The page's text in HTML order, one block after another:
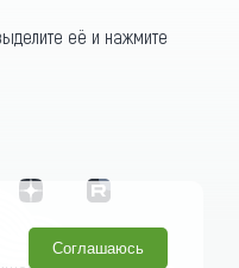
её и нажмите
Соглашаюсь